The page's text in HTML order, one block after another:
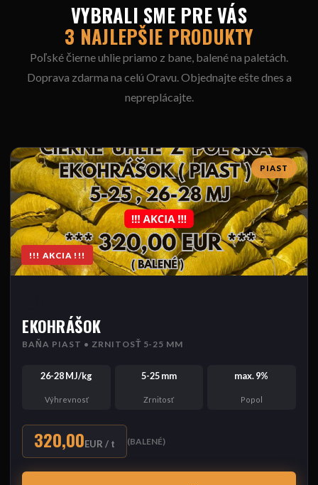
VYBRALI SME PRE VÁS
3 NAJLEPŠIE PRODUKTY
Poľské čierne uhlie priamo z bane, balené na paletách.
Doprava zdarma na celú Oravu. Objednajte ešte dnes a
nepreplácajte.
!!! AKCIA !!!
PIAST
EKOHRÁŠOK
BAŇA PIAST • ZRNITOSŤ 5-25 MM
26-28 MJ/kg
Výhrevnosť
5-25 mm
Zrnitosť
max. 9%
Popol
320,00EUR / t (BALENÉ)